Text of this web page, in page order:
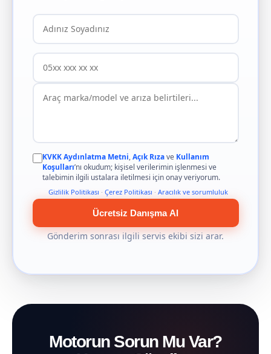
KVKK Aydınlatma Metni,Açık Rızave Kullanım
Koşulları’nı okudum; kişisel verilerimin işlenmesi ve
talebimin ilgili ustalara iletilmesi için onay veriyorum.
Gizlilik Politikası · Çerez Politikası · Aracılık ve sorumluluk
Ücretsiz Danışma Al
Gönderim sonrası ilgili servis ekibi sizi arar.
Motorun Sorun Mu Var?